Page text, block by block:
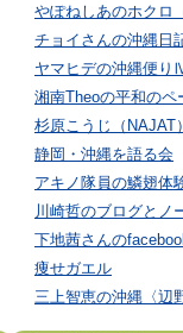
やぽねしあのホクロ
チョイさんの沖縄日
ヤマヒデの沖縄便
湘南Theoの平和のペ
杉原こうじ（NAJAT
静岡・沖縄を語る会
アキノ隊員の鱗翅体
川崎哲のブログとノ
下地茜さんの
痩せガエル
三上智恵の沖縄〈辺